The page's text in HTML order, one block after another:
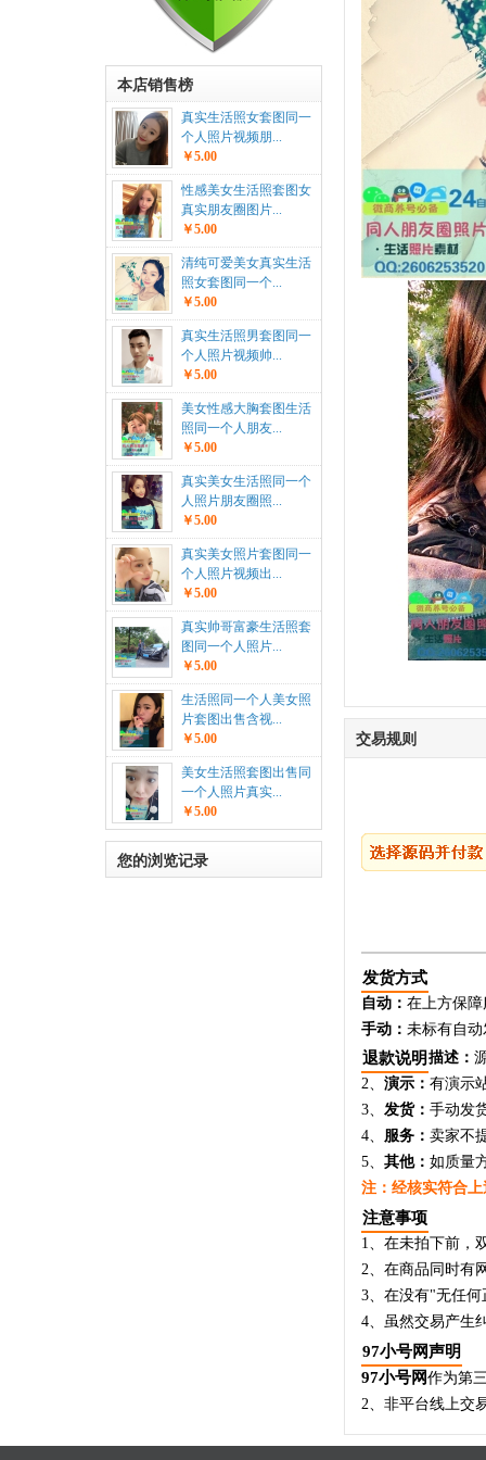
本店销售榜
真实生活照女套图同一
个人照片视频朋...
￥5.00
性感美女生活照套图女
真实朋友圈图片...
￥5.00
清纯可爱美女真实生活
照女套图同一个...
￥5.00
真实生活照男套图同一
个人照片视频帅...
￥5.00
美女性感大胸套图生活
照同一个人朋友...
￥5.00
真实美女生活照同一个
人照片朋友圈照...
￥5.00
真实美女照片套图同一
个人照片视频出...
￥5.00
真实帅哥富豪生活照套
图同一个人照片...
￥5.00
生活照同一个人美女照
片套图出售含视...
￥5.00
美女生活照套图出售同
一个人照片真实...
￥5.00
您的浏览记录
交易规则
发货方式
自动： 在上方保
手动： 未标有自
退款说明 描述：
2、 演示： 有演示
3、 发货： 手动发
4、 服务： 卖家不
5、 其他： 如质量
注：经核实符合
注意事项
1、在未拍下前，
2、在商品同时有
3、在没有"无任
4、虽然交易产生
97小号网声明
97小号网作为第
2、非平台线上交